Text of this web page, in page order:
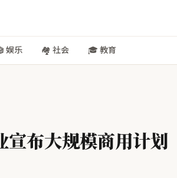
娱乐 🏘️ 社会 🎓 教育
宣布大规模商用计划